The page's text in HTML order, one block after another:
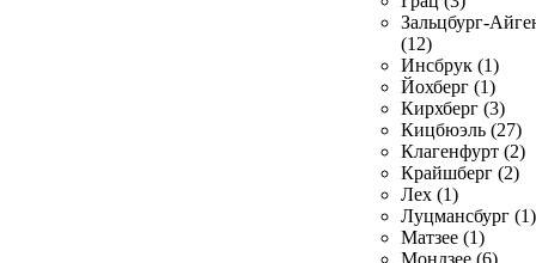
Зальцбург-
(12)
Инсбрук (1)
Йохберг (1)
Кирхберг (3)
Кицбюэль (27)
Клагенфурт (2)
Крайшберг (2)
Лех (1)
Луцмансбург (1)
Матзее (1)
Мондзее (6)